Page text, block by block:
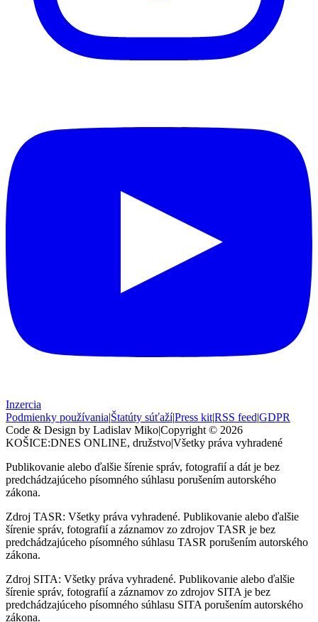
Inzercia
Podmienky používania|Štatúty súťaží|Press kit|RSS feed|GDPR
Code & Design by Ladislav Miko|Copyright © 2026
KOŠICE:DNES ONLINE, družstvo|Všetky práva vyhradené
Publikovanie alebo ďalšie šírenie správ, fotografií a dát je bez
predchádzajúceho písomného súhlasu porušením autorského
zákona.
Zdroj TASR: Všetky práva vyhradené. Publikovanie alebo ďalšie
šírenie správ, fotografií a záznamov zo zdrojov TASR je bez
predchádzajúceho písomného súhlasu TASR porušením autorského
zákona.
Zdroj SITA: Všetky práva vyhradené. Publikovanie alebo ďalšie
šírenie správ, fotografií a záznamov zo zdrojov SITA je bez
predchádzajúceho písomného súhlasu SITA porušením autorského
zákona.